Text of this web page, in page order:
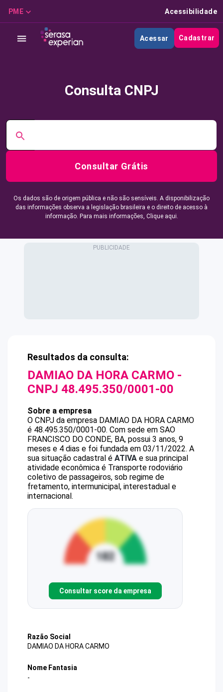
PME Acessibilidade
Acessar Cadastrar
Consulta CNPJ
Consultar Grátis
Os dados são de origem pública e não são sensíveis. A disponibilização
das informações observa a legislação brasileira e o direito de acesso à
informação. Para mais informações, Clique aqui.
Resultados da consulta:
DAMIAO DA HORA CARMO -
CNPJ 48.495.350/0001-00
Sobre a empresa
O CNPJ da empresa DAMIAO DA HORA CARMO
é 48.495.350/0001-00. Com sede em SAO
FRANCISCO DO CONDE, BA, possui 3 anos, 9
meses e 4 dias e foi fundada em 03/11/2022. A
sua situação cadastral é ATIVA e sua principal
atividade econômica é Transporte rodoviário
coletivo de passageiros, sob regime de
fretamento, intermunicipal, interestadual e
internacional.
Consultar score da empresa
Razão Social
DAMIAO DA HORA CARMO
Nome Fantasia
-